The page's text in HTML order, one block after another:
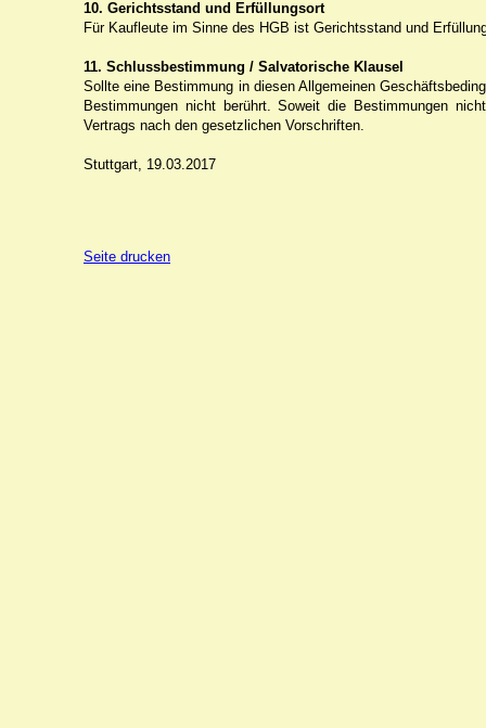
10. Gerichtsstand und Erfüllungsort
Für Kaufleute im Sinne des HGB ist Gerichtsstand und
11. Schlussbestimmung / Salvatorische Klausel
Sollte eine Bestimmung in diesen Allgemeinen
Bestimmungen nicht berührt. Soweit die Bestimmungen
Vertrags nach den gesetzlichen Vorschriften.
Stuttgart, 19.03.2017
Seite drucken